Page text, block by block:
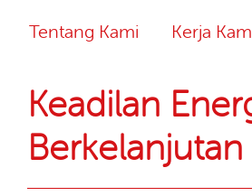
Tentang Kami Kerja
content
ArticleKeadilan
Berkelanjutan